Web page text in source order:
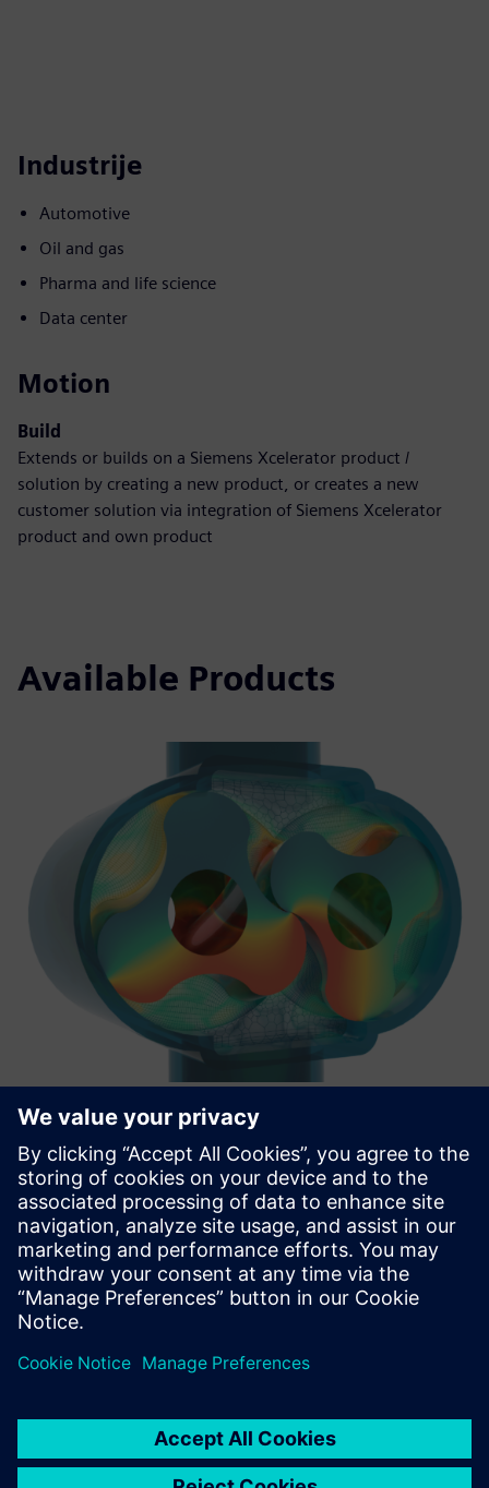
Industrije
Automotive
Oil and gas
Pharma and life science
Data center
Motion
Build
Extends or builds on a Siemens Xcelerator product /
solution by creating a new product, or creates a new
customer solution via integration of Siemens Xcelerator
product and own product
Available Products
TwinMesh™ | Reliable CFD
simulation for rotary PD machines
TwinMesh™ i Simcenter STAR-CCM+omogućavaju efikasnu
CFD simulaciju rotacionih PD mašina kao što su pomicanje,
vijčane, lopatice, zupčanike i vakuumske pumpe.
Saznajte više